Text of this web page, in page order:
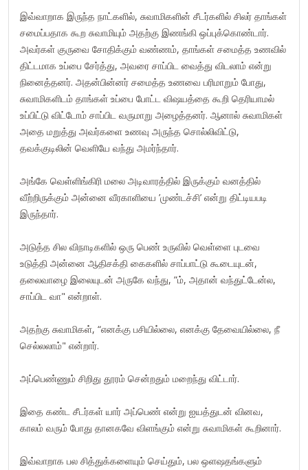
இவ்வாறாக இருந்த நாட்களில், சுவாமிகளின் சீடர்களில் சிலர் தாங்கள்
சமைப்பதாக கூற சுவாமியும் அதற்கு இணங்கி ஒப்புக்கொண்டார்.
அவர்கள் குருவை சோதிக்கும் வண்ணம், தாங்கள் சமைத்த உணவில்
திட்டமாக உப்பை சேர்த்து, அவரை சாப்பிட வைத்து விடலாம் என்று
நினைத்தனர். அதன்பின்னர் சமைத்த உணவை பரிமாறும் போது,
சுவாமிகளிடம் தாங்கள் உப்பை போட்ட விஷயத்தை கூறி தெரியாமல்
உப்பிட்டு விட்டோம் சாப்பிட வருமாறு அழைத்தனர். ஆனால் சுவாமிகள்
அதை மறுத்து அவர்களை உணவு அருந்த சொல்லிவிட்டு,
தவக்குடிலின் வெளியே வந்து அமர்ந்தார்.
அங்கே வெள்ளிங்கிரி மலை அடிவாரத்தில் இருக்கும் வனத்தில்
வீற்றிருக்கும் அன்னை வீரகாளியை ’முண்டச்சி’ என்று திட்டியபடி
இருந்தார்.
அடுத்த சில விநாடிகளில் ஒரு பெண் உருவில் வெள்ளை புடவை
உடுத்தி அன்னை ஆதிசக்தி கைகளில் சாப்பாட்டு கூடையுடன்,
தலைவாழை இலையுடன் அருகே வந்து, ”ம், அதான் வந்துட்டேன்ல,
சாப்பிட வா" என்றாள்.
அதற்கு சுவாமிகள், “எனக்கு பசியில்லை, எனக்கு தேவையில்லை, நீ
செல்லலாம்" என்றார்.
அப்பெண்ணும் சிறிது தூரம் சென்றதும் மறைந்து விட்டார்.
இதை கண்ட சீடர்கள் யார் அப்பெண் என்று ஐயத்துடன் வினவ,
காலம் வரும் போது தானகவே விளங்கும் என்று சுவாமிகள் கூறினார்.
இவ்வாறாக பல சித்துக்களையும் செய்தும், பல ஒளஷதங்களும்